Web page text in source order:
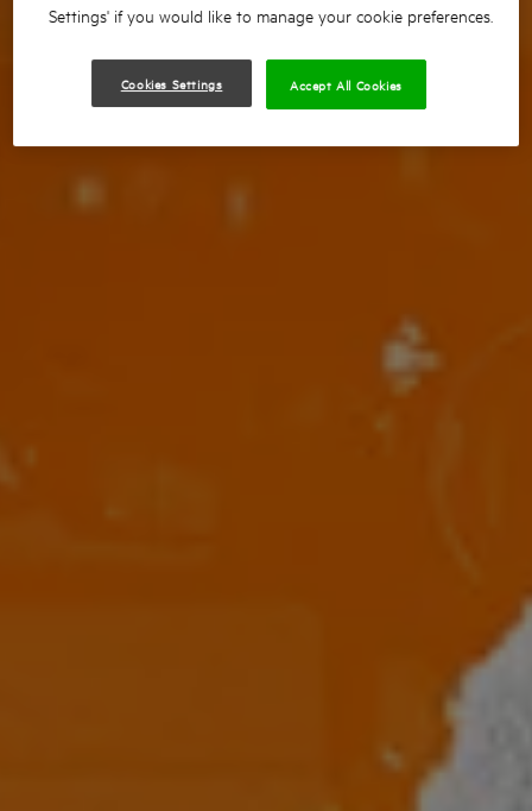
Settings' if you would like to manage your cookie preferences.
Cookies Settings Accept All Cookies